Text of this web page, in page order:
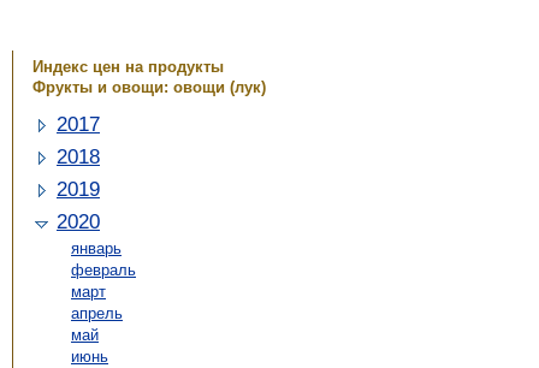
Индекс цен на продукты
Фрукты и овощи: овощи (лук)
2017
2018
2019
2020
январь
февраль
март
апрель
май
июнь